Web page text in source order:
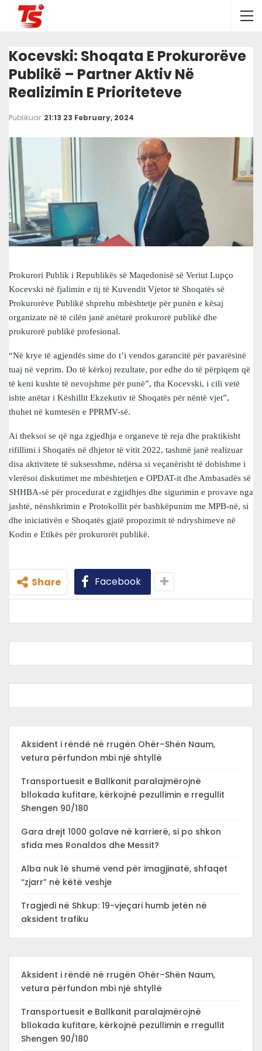
Kocevski: Shoqata E Prokurorëve
Publikë – Partner Aktiv Në
Realizimin E Prioriteteve
Publikuar 21:13 23 February, 2024
Prokurori Publik i Republikës së Maqedonisë së Veriut Lupço
Kocevski në fjalimin e tij të Kuvendit Vjetor të Shoqatës së
Prokurorëve Publikë shprehu mbështetje për punën e kësaj
organizate në të cilën janë anëtarë prokurorë publikë dhe
prokurorë publikë profesional.
“Në krye të agjendës sime do t’i vendos garancitë për pavarësinë
tuaj në veprim. Do të kërkoj rezultate, por edhe do të përpiqem që
të keni kushte të nevojshme për punë”, tha Kocevski, i cili vetë
ishte anëtar i Këshillit Ekzekutiv të Shoqatës për nëntë vjet”,
thuhet në kumtesën e PPRMV-së.
Ai theksoi se që nga zgjedhja e organeve të reja dhe praktikisht
rifillimi i Shoqatës në dhjetor të vitit 2022, tashmë janë realizuar
disa aktivitete të suksesshme, ndërsa si veçanërisht të dobishme i
vlerësoi diskutimet me mbështetjen e OPDAT-it dhe Ambasadës së
SHHBA-së për procedurat e zgjidhjes dhe sigurimin e provave nga
jashtë, nënshkrimin e Protokollit për bashkëpunim me MPB-në, si
dhe iniciativën e Shoqatës gjatë propozimit të ndryshimeve në
Kodin e Etikës për prokurorët publikë.
Share Facebook
Aksident i rëndë në rrugën Ohër–Shën Naum,
vetura përfundon mbi një shtyllë
Transportuesit e Ballkanit paralajmërojnë
bllokada kufitare, kërkojnë pezullimin e rregullit
Shengen 90/180
Gara drejt 1000 golave në karrierë, si po shkon
sfida mes Ronaldos dhe Messit?
Alba nuk lë shumë vend për imagjinatë, shfaqet
“zjarr” në këtë veshje
Tragjedi në Shkup: 19-vjeçari humb jetën në
aksident trafiku
Aksident i rëndë në rrugën Ohër–Shën Naum,
vetura përfundon mbi një shtyllë
Transportuesit e Ballkanit paralajmërojnë
bllokada kufitare, kërkojnë pezullimin e rregullit
Shengen 90/180